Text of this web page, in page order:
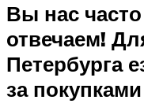
Вы нас
отвечаем!
Петербурга
за